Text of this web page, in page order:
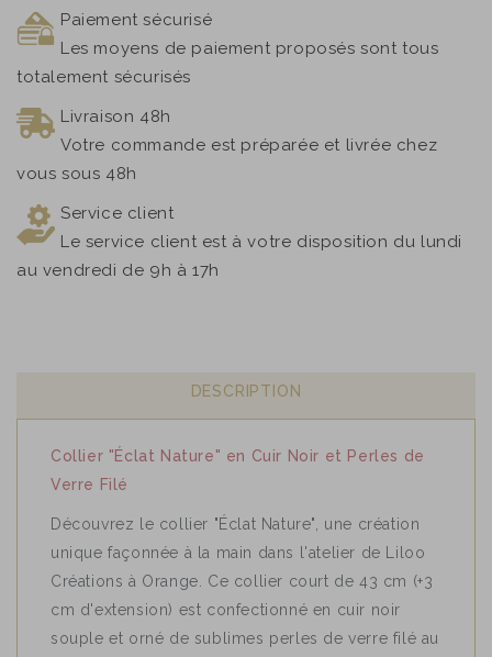
Paiement sécurisé
Les moyens de paiement proposés sont tous
totalement sécurisés
Livraison 48h
Votre commande est préparée et livrée chez
vous sous 48h
Service client
Le service client est à votre disposition du lundi
au vendredi de 9h à 17h
DESCRIPTION
Collier "Éclat Nature" en Cuir Noir et Perles de
Verre Filé
Découvrez le collier "Éclat Nature", une création
unique façonnée à la main dans l'atelier de Liloo
Créations à Orange. Ce collier court de 43 cm (+3
cm d'extension) est confectionné en cuir noir
souple et orné de sublimes perles de verre filé au